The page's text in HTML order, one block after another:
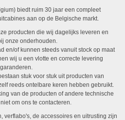
biedt ruim 30 jaar een compleet
aan op de Belgische markt.
producten die wij dagelijks leveren en
onze onderhouden.
en/of kunnen steeds vanuit stock op maat
wij u een vlotte en correcte levering
garanderen.
stuk voor stuk uit producten van
reeds ontelbare keren hebben gebruikt.
van de producten of andere technische
om ons te contacteren.
verflabo's, de accessoires en uitrusting zijn